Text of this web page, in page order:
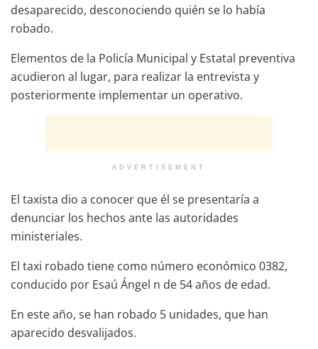
desaparecido, desconociendo quién se lo había
robado.
Elementos de la Policía Municipal y Estatal preventiva
acudieron al lugar, para realizar la entrevista y
posteriormente implementar un operativo.
ADVERTISEMENT
El taxista dio a conocer que él se presentaría a
denunciar los hechos ante las autoridades
ministeriales.
El taxi robado tiene como número económico 0382,
conducido por Esaú Ángel n de 54 años de edad.
En este año, se han robado 5 unidades, que han
aparecido desvalijados.